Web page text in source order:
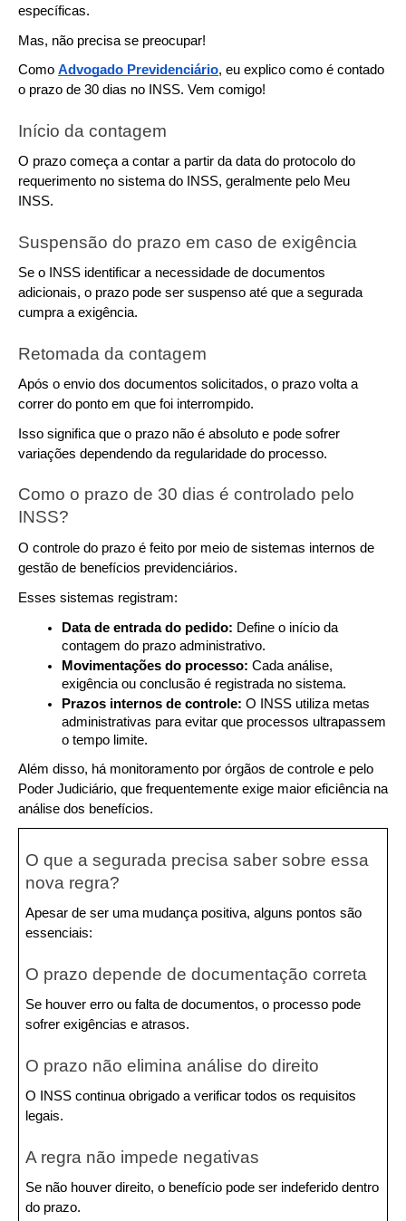
específicas.
Mas, não precisa se preocupar!
Como Advogado Previdenciário, eu explico como é contado
o prazo de 30 dias no INSS. Vem comigo!
Início da contagem
O prazo começa a contar a partir da data do protocolo do
requerimento no sistema do INSS, geralmente pelo Meu
INSS.
Suspensão do prazo em caso de exigência
Se o INSS identificar a necessidade de documentos
adicionais, o prazo pode ser suspenso até que a segurada
cumpra a exigência.
Retomada da contagem
Após o envio dos documentos solicitados, o prazo volta a
correr do ponto em que foi interrompido.
Isso significa que o prazo não é absoluto e pode sofrer
variações dependendo da regularidade do processo.
Como o prazo de 30 dias é controlado pelo
INSS?
O controle do prazo é feito por meio de sistemas internos de
gestão de benefícios previdenciários.
Esses sistemas registram:
Data de entrada do pedido: Define o início da
contagem do prazo administrativo.
Movimentações do processo: Cada análise,
exigência ou conclusão é registrada no sistema.
Prazos internos de controle: O INSS utiliza metas
administrativas para evitar que processos ultrapassem
o tempo limite.
Além disso, há monitoramento por órgãos de controle e pelo
Poder Judiciário, que frequentemente exige maior eficiência na
análise dos benefícios.
O que a segurada precisa saber sobre essa
nova regra?
Apesar de ser uma mudança positiva, alguns pontos são
essenciais:
O prazo depende de documentação correta
Se houver erro ou falta de documentos, o processo pode
sofrer exigências e atrasos.
O prazo não elimina análise do direito
O INSS continua obrigado a verificar todos os requisitos
legais.
A regra não impede negativas
Se não houver direito, o benefício pode ser indeferido dentro
do prazo.